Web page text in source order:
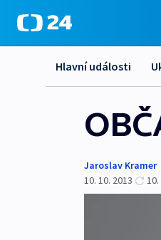
Hlavní události
Jaroslav Kramer
10. 10. 2013
10.